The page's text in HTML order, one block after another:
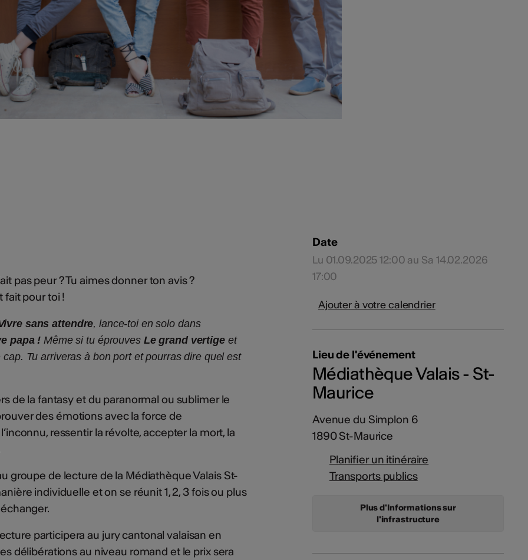
pas peur ? Tu aimes donner ton avis ?
fait pour toi !
sans attendre, lance-toi en solo dans
papa ! Même si tu éprouves Le grand vertigeet
cap. Tu arriveras à bon port et pourras dire quel est
de la fantasy et du paranormal ou sublimer le
des émotions avec la force de
ressentir la révolte, accepter la mort, la
groupe de lecture de la Médiathèque Valais St-
individuelle et on se réunit 1, 2, 3 fois ou plus
participera au jury cantonal valaisan en
délibérations au niveau romand et le prix sera
Date
Lu 01.09.2025 12:00 au Sa 14.02.2026
17:00
Ajouter à votre calendrier
Lieu de l'événement
Médiathèque Valais - St-
Maurice
Avenue du Simplon 6
1890 St-Maurice
Planifier un itinéraire
Transports publics
Plus d'Informations sur
l'infrastructure